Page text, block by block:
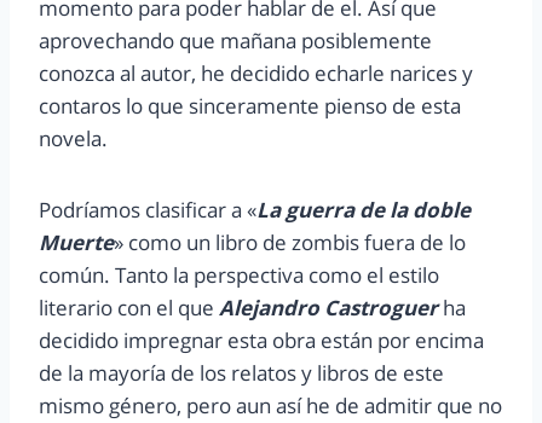
momento para poder hablar de el. Así que
aprovechando que mañana posiblemente
conozca al autor, he decidido echarle narices y
contaros lo que sinceramente pienso de esta
novela.
Podríamos clasificar a «La guerra de la doble
Muerte» como un libro de zombis fuera de lo
común. Tanto la perspectiva como el estilo
literario con el que Alejandro Castroguerha
decidido impregnar esta obra están por encima
de la mayoría de los relatos y libros de este
mismo género, pero aun así he de admitir que no